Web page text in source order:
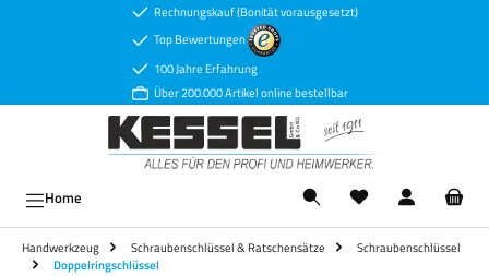
Zum Hauptinhalt springenRechnungskauf (Bonität vorausgesetzt)
Top Bewertungen
100 Jahre Erfahrung
Über 200.000 Artikel online bestellbar
Home
Handwerkzeug Schraubenschlüssel & Ratschensätze
Schraubenschlüssel
Doppelringschlüssel